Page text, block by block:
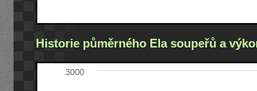
Historie půměrného Ela soupeřů a
3000